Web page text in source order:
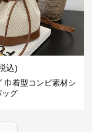
込)
巾着型コンビ素材シ
ッグ